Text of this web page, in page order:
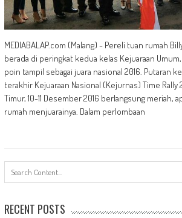
MEDIABALAP.com (Malang) - Pereli tuan rumah
berada di peringkat kedua kelas Kejuaraan
poin tampil sebagai juara nasional 2016. Putaran
terakhir Kejuaraan Nasional (Kejurnas) Time Rally
Timur, 10-11 Desember 2016 berlangsung meriah,
rumah menjuarainya. Dalam perlombaan
RECENT POSTS